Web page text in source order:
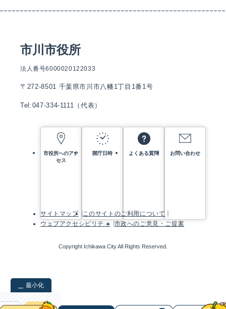
市川市役所
法人番号6000020122033
〒272-8501 千葉県市川市八幡1丁目1番1号
Tel:047-334-1111（代表）
市役所へのアク
セス
開庁日時 よくある質問 お問い合わせ
サイトマップ
このサイトのご利用について
ウェブアクセシビリティ
市政へのご意見・ご提案
Copyright Ichikawa City All Rights Reserved.
最小化